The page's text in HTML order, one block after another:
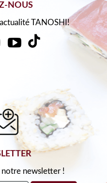
NOUS
TANOSHI!
notre newsletter !